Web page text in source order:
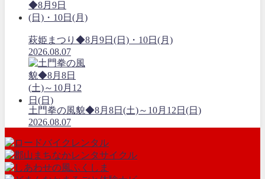
萩姫まつり◆8月9日(日)・10日(月)
2026.08.07
土門拳の風貌◆8月8日(土)～10月12日(日)
2026.08.07